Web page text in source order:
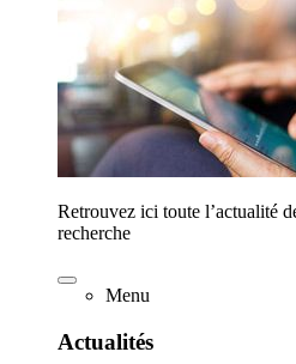
Retrouvez ici toute l’actualité
recherche
Menu
Actualités